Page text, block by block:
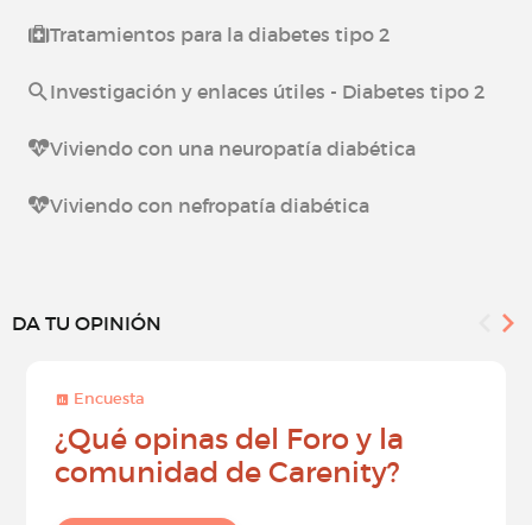
Tratamientos para la diabetes tipo 2
Investigación y enlaces útiles - Diabetes tipo 2
Viviendo con una neuropatía diabética
Viviendo con nefropatía diabética
DA TU OPINIÓN
Encuesta
¿Qué opinas del Foro y la
comunidad de Carenity?